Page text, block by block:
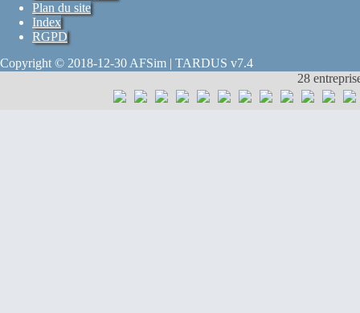
Plan du site
Index
RGPD
Copyright © 2018-12-30 AFSim | TARDUS v7.4
28